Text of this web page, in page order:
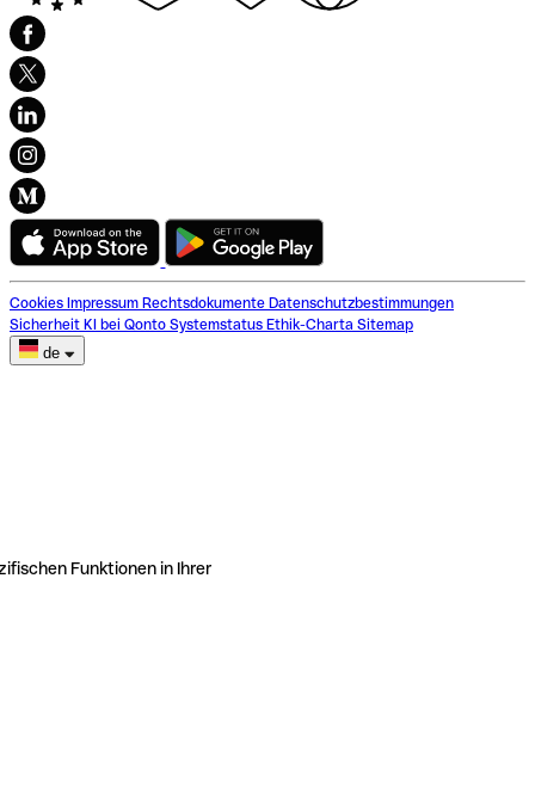
Cookies Impressum Rechtsdokumente Datenschutzbestimmungen
Sicherheit KI bei Qonto Systemstatus Ethik-Charta Sitemap
de
Funktionen in Ihrer